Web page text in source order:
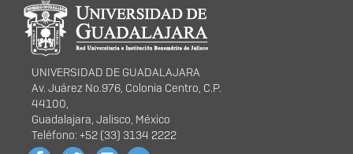
portal
UNIVERSIDAD DE GUADALAJARA
Av. Juárez No.976, Colonia Centro, C.P.
44100,
Guadalajara, Jalisco, México
Teléfono: +52 (33) 3134 2222